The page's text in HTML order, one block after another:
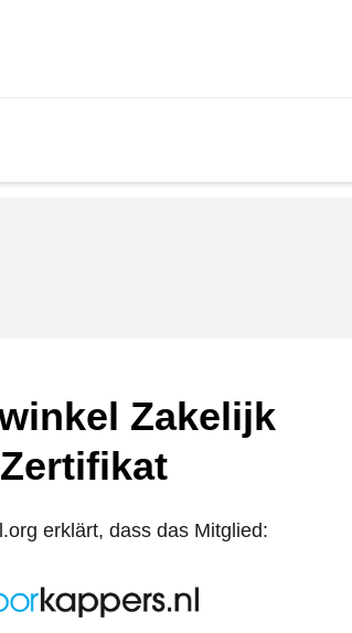
Zakelijk
Zertifikat
erklärt, dass das Mitglied: